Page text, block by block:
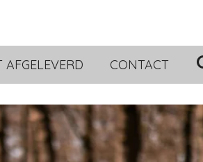
AFGELEVERD CONTACT